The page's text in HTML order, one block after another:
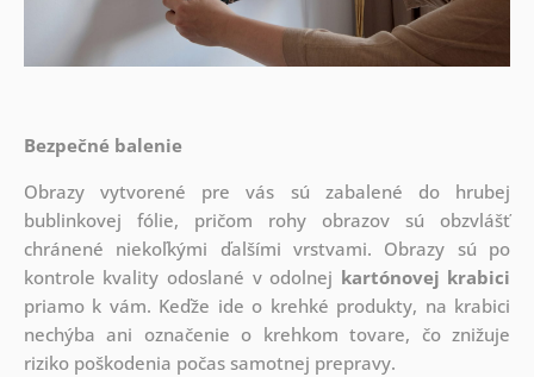
Bezpečné balenie
Obrazy vytvorené pre vás sú zabalené do hrubej
bublinkovej fólie, pričom rohy obrazov sú obzvlášť
chránené niekoľkými ďalšími vrstvami. Obrazy sú po
kontrole kvality odoslané v odolnej kartónovej krabici
priamo k vám. Keďže ide o krehké produkty, na krabici
nechýba ani označenie o krehkom tovare, čo znižuje
riziko poškodenia počas samotnej prepravy.